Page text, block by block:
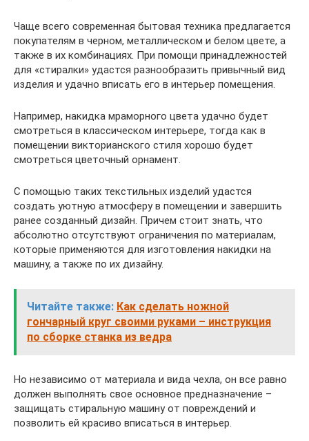
Чаще всего современная бытовая техника предлагается
покупателям в черном, металлическом и белом цвете, а
также в их комбинациях. При помощи принадлежностей
для «стиралки» удастся разнообразить привычный вид
изделия и удачно вписать его в интерьер помещения.
Например, накидка мраморного цвета удачно будет
смотреться в классическом интерьере, тогда как в
помещении викторианского стиля хорошо будет
смотреться цветочный орнамент.
С помощью таких текстильных изделий удастся
создать уютную атмосферу в помещении и завершить
ранее созданный дизайн. Причем стоит знать, что
абсолютно отсутствуют ограничения по материалам,
которые применяются для изготовления накидки на
машину, а также по их дизайну.
Читайте также: Как сделать ножной
гончарный круг своими руками – инструкция
по сборке станка из ведра
Но независимо от материала и вида чехла, он все равно
должен выполнять свое основное предназначение –
защищать стиральную машину от повреждений и
позволить ей красиво вписаться в интерьер.